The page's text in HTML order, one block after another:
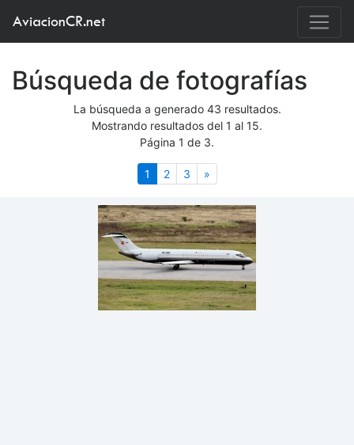
AviacionCR.net
Búsqueda de fotografías
La búsqueda a generado 43 resultados.
Mostrando resultados del 1 al 15.
Página 1 de 3.
1 (actual)
2 3 »Siguiente